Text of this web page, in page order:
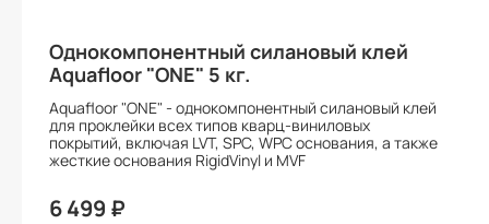
Однокомпонентный силановый клей
Aquafloor "ONE" 5 кг.
Aquafloor "ONE" - однокомпонентный силановый клей
для проклейки всех типов кварц-виниловых
покрытий, включая LVT, SPC, WPC основания, а также
жесткие основания RigidVinyl и MVF
6 499 ₽